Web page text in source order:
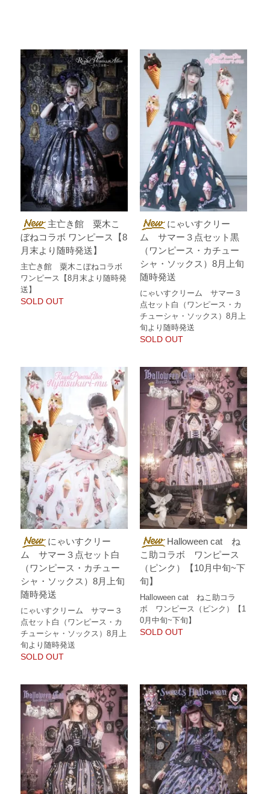
主亡き館 粟木こ
ぼねコラボ ワンピース【8
月末より随時発送】
主亡き館 粟木こぼねコラボ
ワンピース【8月末より随時発
送】
SOLD OUT
にゃいすクリー
ム サマー３点セット黒
（ワンピース・カチュー
シャ・ソックス）8月上旬
随時発送
にゃいすクリーム サマー３
点セット白（ワンピース・カ
チューシャ・ソックス）8月上
旬より随時発送
SOLD OUT
にゃいすクリー
ム サマー３点セット白
（ワンピース・カチュー
シャ・ソックス）8月上旬
随時発送
にゃいすクリーム サマー３
点セット白（ワンピース・カ
チューシャ・ソックス）8月上
旬より随時発送
SOLD OUT
Halloween cat ね
こ助コラボ ワンピース
（ピンク）【10月中旬~下
旬】
Halloween cat ねこ助コラ
ボ ワンピース（ピンク）【1
0月中旬~下旬】
SOLD OUT